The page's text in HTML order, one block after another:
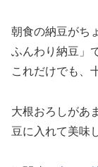
朝食の納豆がち
ふんわり納豆」
これだけでも、
大根おろしがあ
豆に入れて美味